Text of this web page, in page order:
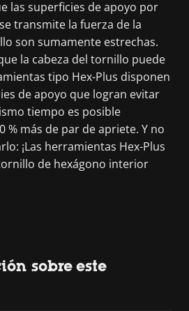
las superficies de apoyo por
transmite la fuerza de la
son sumamente estrechas.
la cabeza del tornillo puede
tipo Hex-Plus disponen
de apoyo que logran evitar
tiempo es posible
% más de par de apriete. Y no
¡Las herramientas Hex-Plus
de hexágono interior
sobre este